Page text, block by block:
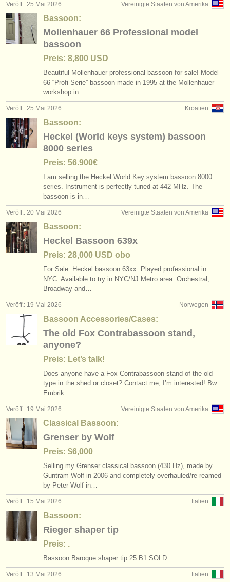
Vereinigte Staaten von Amerika
Veröff.: 25 Mai 2026
Bassoon:
Mollenhauer 66 Professional model
bassoon
Preis: 8,800 USD
Beautiful Mollenhauer professional bassoon for sale! Model
66 “Profi Serie” bassoon made in 1995 at the Mollenhauer
workshop in…
Kroatien
Veröff.: 25 Mai 2026
Bassoon:
Heckel (World keys system) bassoon
8000 series
Preis: 56.900€
I am selling the Heckel World Key system bassoon 8000
series. Instrument is perfectly tuned at 442 MHz. The
bassoon is in…
Vereinigte Staaten von Amerika
Veröff.: 20 Mai 2026
Bassoon:
Heckel Bassoon 639x
Preis: 28,000 USD obo
For Sale: Heckel bassoon 63xx. Played professional in
NYC. Available to try in NYC/NJ Metro area. Orchestral,
Broadway and…
Norwegen
Veröff.: 19 Mai 2026
Bassoon Accessories/Cases:
The old Fox Contrabassoon stand,
anyone?
Preis: Let’s talk!
Does anyone have a Fox Contrabassoon stand of the old
type in the shed or closet? Contact me, I’m interested! Bw
Embrik
Vereinigte Staaten von Amerika
Veröff.: 19 Mai 2026
Classical Bassoon:
Grenser by Wolf
Preis: $6,000
Selling my Grenser classical bassoon (430 Hz), made by
Guntram Wolf in 2006 and completely overhauled/re-reamed
by Peter Wolf in…
Italien
Veröff.: 15 Mai 2026
Bassoon:
Rieger shaper tip
Preis: .
Bassoon Baroque shaper tip 25 B1 SOLD
Italien
Veröff.: 13 Mai 2026